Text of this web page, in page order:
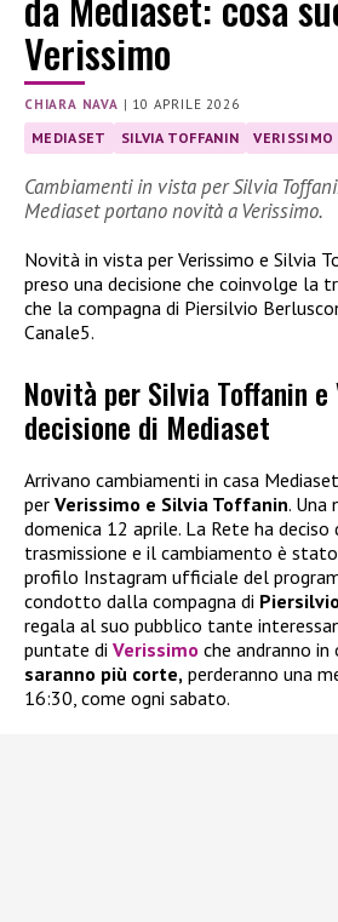
Verissimo
CHIARA NAVA | 10 APRILE 2026
MEDIASET SILVIA TOFFANIN VERISSIMO
Cambiamenti in vista per Silvia
Mediaset portano novità a Verissimo.
Novità in vista per Verissimo e Silvia
preso una decisione che coinvolge la
che la compagna di Piersilvio
Canale5.
Novità per Silvia Toffanin
decisione di Mediaset
Arrivano cambiamenti in casa
per Verissimo e Silvia Toffanin. Una
domenica 12 aprile. La Rete ha
trasmissione e il cambiamento è
profilo Instagram ufficiale del
condotto dalla compagna di
regala al suo pubblico tante
puntate di Verissimo che andranno in
saranno più corte, perderanno una
16:30, come ogni sabato.